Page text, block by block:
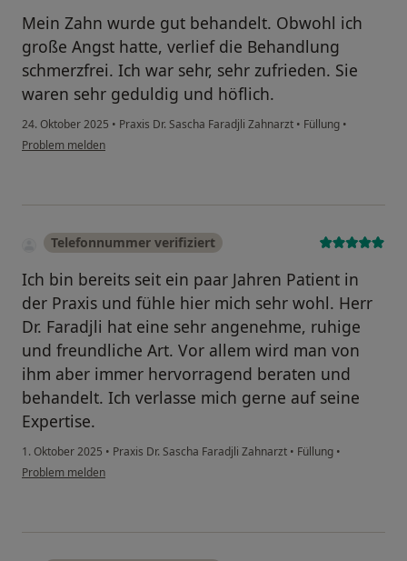
Mein Zahn wurde gut behandelt. Obwohl ich
große Angst hatte, verlief die Behandlung
schmerzfrei. Ich war sehr, sehr zufrieden. Sie
waren sehr geduldig und höflich.
24. Oktober 2025 • Praxis Dr. Sascha Faradjli Zahnarzt • Füllung •
Problem melden
Telefonnummer verifiziert
Ich bin bereits seit ein paar Jahren Patient in
der Praxis und fühle hier mich sehr wohl. Herr
Dr. Faradjli hat eine sehr angenehme, ruhige
und freundliche Art. Vor allem wird man von
ihm aber immer hervorragend beraten und
behandelt. Ich verlasse mich gerne auf seine
Expertise.
1. Oktober 2025 • Praxis Dr. Sascha Faradjli Zahnarzt • Füllung •
Problem melden